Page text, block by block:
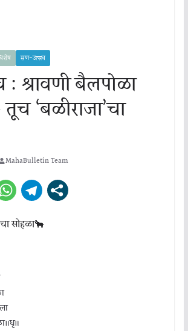
सण-उत्सव
श्रावणी बैलपोळा
‘बळीराजा’चा
MahaBulletin Team
सोहळा🐂